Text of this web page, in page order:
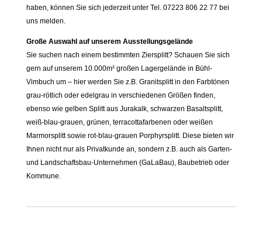
haben, können Sie sich jederzeit unter Tel. 07223 806 22 77 bei
uns melden.
Große Auswahl auf unserem Ausstellungsgelände
Sie suchen nach einem bestimmten Ziersplitt? Schauen Sie sich
gern auf unserem 10.000m² großen Lagergelände in Bühl-
Vimbuch um – hier werden Sie z.B. Granitsplitt in den Farbtönen
grau-rötlich oder edelgrau in verschiedenen Größen finden,
ebenso wie gelben Splitt aus Jurakalk, schwarzen Basaltsplitt,
weiß-blau-grauen, grünen, terracottafarbenen oder weißen
Marmorsplitt sowie rot-blau-grauen Porphyrsplitt. Diese bieten wir
Ihnen nicht nur als Privatkunde an, sondern z.B. auch als Garten-
und Landschaftsbau-Unternehmen (GaLaBau), Baubetrieb oder
Kommune.